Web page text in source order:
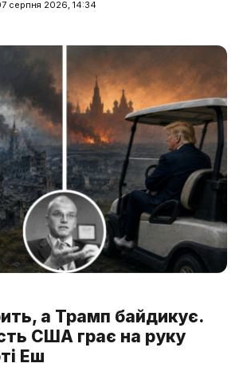
серпня 2026, 14:34
а Трамп байдикує.
США грає на руку
Еш